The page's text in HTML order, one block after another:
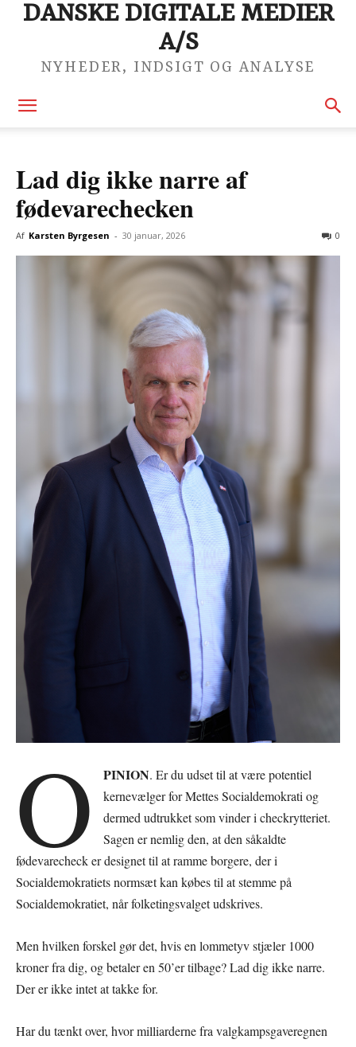
DANSKE DIGITALE MEDIER
A/S
NYHEDER, INDSIGT OG ANALYSE
Lad dig ikke narre af
fødevarechecken
Af Karsten Byrgesen - 30 januar, 2026 0
O PINION. Er du udset til at være potentiel
kernevælger for Mettes Socialdemokrati og
dermed udtrukket som vinder i checkrytteriet.
Sagen er nemlig den, at den såkaldte
fødevarecheck er designet til at ramme borgere, der i
Socialdemokratiets normsæt kan købes til at stemme på
Socialdemokratiet, når folketingsvalget udskrives.
Men hvilken forskel gør det, hvis en lommetyv stjæler 1000
kroner fra dig, og betaler en 50’er tilbage? Lad dig ikke narre.
Der er ikke intet at takke for.
Har du tænkt over, hvor milliarderne fra valgkampsgaveregnen